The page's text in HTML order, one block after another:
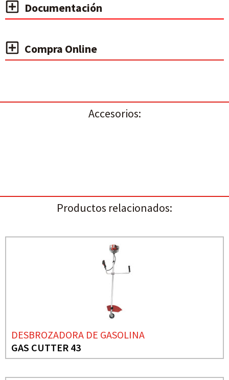
Documentación
Compra Online
Accesorios:
Productos relacionados:
DESBROZADORA DE GASOLINA
GAS CUTTER 43